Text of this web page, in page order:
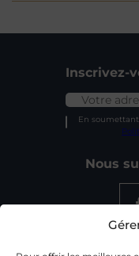
Inscrivez-
En
Nous